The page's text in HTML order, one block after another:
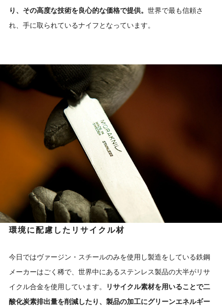
り、その高度な技術を良心的な価格で提供。 世界で最も信頼さ
れ、手に取られているナイフとなっています。
環境に配慮したリサイクル材
今日ではヴァージン・スチールのみを使用し製造をしている鉄鋼
メーカーはごく稀で、世界中にあるステンレス製品の大半がリサ
イクル合金を使用しています。
リサイクル素材を用いることで二
酸化炭素排出量を削減したり、製品の加工にグリーンエネルギー